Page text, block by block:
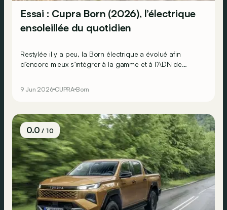
Essai : Cupra Born (2026), l’électrique
ensoleillée du quotidien
Restylée il y a peu, la Born électrique a évolué afin
d’encore mieux s’intégrer à la gamme et à l’ADN de
9 Jun 2026 CUPRA Born
0.0/ 10